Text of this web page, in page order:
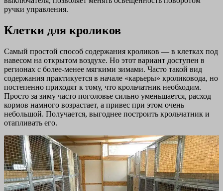
ручки управления.
Клетки для кроликов
Самый простой способ содержания кроликов — в клетках под
навесом на открытом воздухе. Но этот вариант доступен в
регионах с более-менее мягкими зимами. Часто такой вид
содержания практикуется в начале «карьеры» кроликовода, но
постепенно приходят к тому, что крольчатник необходим.
Просто за зиму часто поголовье сильно уменьшается, расход
кормов намного возрастает, а привес при этом очень
небольшой. Получается, выгоднее построить крольчатник и
отапливать его.